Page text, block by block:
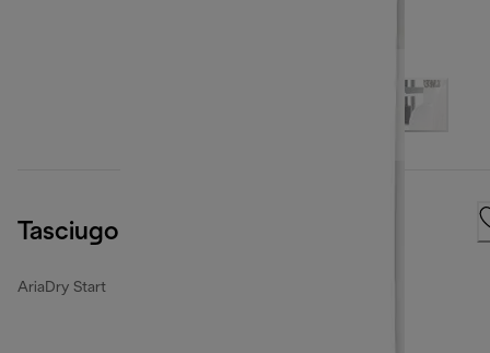
Tasciugo AriaDry Start
AriaDry Start